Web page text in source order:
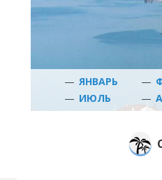
— ЯНВАРЬ —
— ИЮЛЬ —